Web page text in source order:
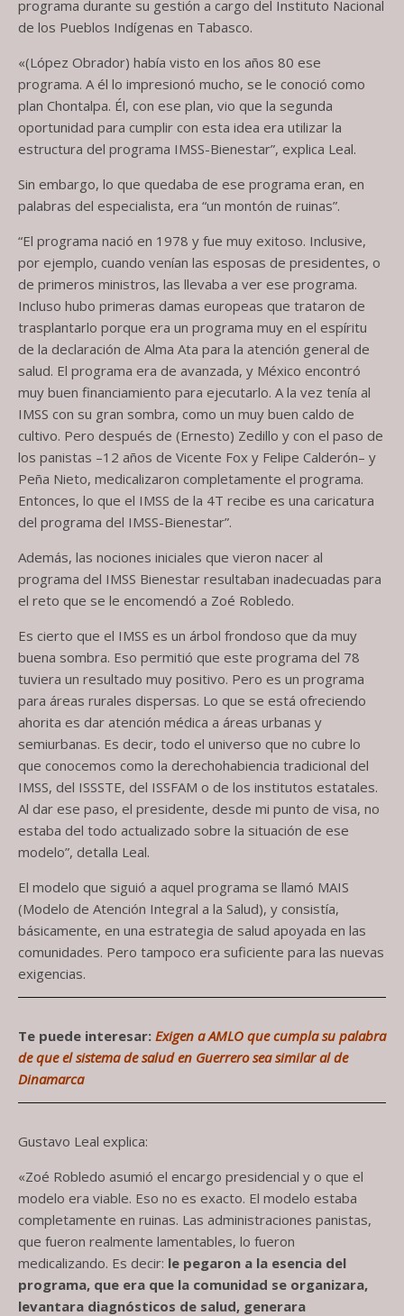
programa durante su gestión a cargo del Instituto Nacional
de los Pueblos Indígenas en Tabasco.
«(López Obrador) había visto en los años 80 ese
programa. A él lo impresionó mucho, se le conoció como
plan Chontalpa. Él, con ese plan, vio que la segunda
oportunidad para cumplir con esta idea era utilizar la
estructura del programa IMSS-Bienestar”, explica Leal.
Sin embargo, lo que quedaba de ese programa eran, en
palabras del especialista, era “un montón de ruinas”.
“El programa nació en 1978 y fue muy exitoso. Inclusive,
por ejemplo, cuando venían las esposas de presidentes, o
de primeros ministros, las llevaba a ver ese programa.
Incluso hubo primeras damas europeas que trataron de
trasplantarlo porque era un programa muy en el espíritu
de la declaración de Alma Ata para la atención general de
salud. El programa era de avanzada, y México encontró
muy buen financiamiento para ejecutarlo. A la vez tenía al
IMSS con su gran sombra, como un muy buen caldo de
cultivo. Pero después de (Ernesto) Zedillo y con el paso de
los panistas –12 años de Vicente Fox y Felipe Calderón– y
Peña Nieto, medicalizaron completamente el programa.
Entonces, lo que el IMSS de la 4T recibe es una caricatura
del programa del IMSS-Bienestar”.
Además, las nociones iniciales que vieron nacer al
programa del IMSS Bienestar resultaban inadecuadas para
el reto que se le encomendó a Zoé Robledo.
Es cierto que el IMSS es un árbol frondoso que da muy
buena sombra. Eso permitió que este programa del 78
tuviera un resultado muy positivo. Pero es un programa
para áreas rurales dispersas. Lo que se está ofreciendo
ahorita es dar atención médica a áreas urbanas y
semiurbanas. Es decir, todo el universo que no cubre lo
que conocemos como la derechohabiencia tradicional del
IMSS, del ISSSTE, del ISSFAM o de los institutos estatales.
Al dar ese paso, el presidente, desde mi punto de visa, no
estaba del todo actualizado sobre la situación de ese
modelo”, detalla Leal.
El modelo que siguió a aquel programa se llamó MAIS
(Modelo de Atención Integral a la Salud), y consistía,
básicamente, en una estrategia de salud apoyada en las
comunidades. Pero tampoco era suficiente para las nuevas
exigencias.
Te puede interesar: Exigen a AMLO que cumpla su palabra
de que el sistema de salud en Guerrero sea similar al de
Dinamarca
Gustavo Leal explica:
«Zoé Robledo asumió el encargo presidencial y o que el
modelo era viable. Eso no es exacto. El modelo estaba
completamente en ruinas. Las administraciones panistas,
que fueron realmente lamentables, lo fueron
medicalizando. Es decir: le pegaron a la esencia del
programa, que era que la comunidad se organizara,
levantara diagnósticos de salud, generara